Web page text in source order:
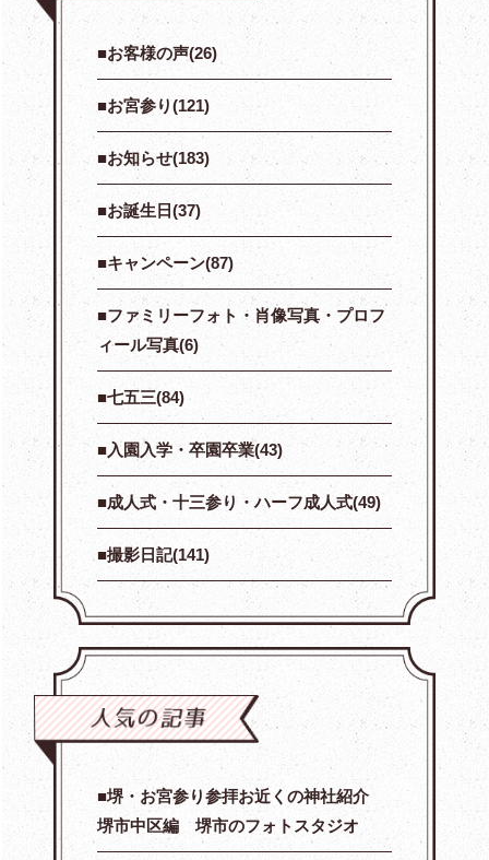
お客様の声(26)
お宮参り(121)
お知らせ(183)
お誕生日(37)
キャンペーン(87)
ファミリーフォト・肖像写真・プロフ
ィール写真(6)
七五三(84)
入園入学・卒園卒業(43)
成人式・十三参り・ハーフ成人式(49)
撮影日記(141)
堺・お宮参り参拝お近くの神社紹介
堺市中区編 堺市のフォトスタジオ